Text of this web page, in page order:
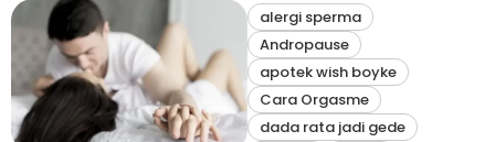
alergi sperma
Andropause
apotek wish boyke
Cara Orgasme
dada rata jadi gede